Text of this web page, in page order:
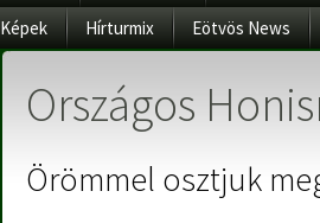
Képek Hírturmix Eötvös News
Országos
Örömmel osztjuk